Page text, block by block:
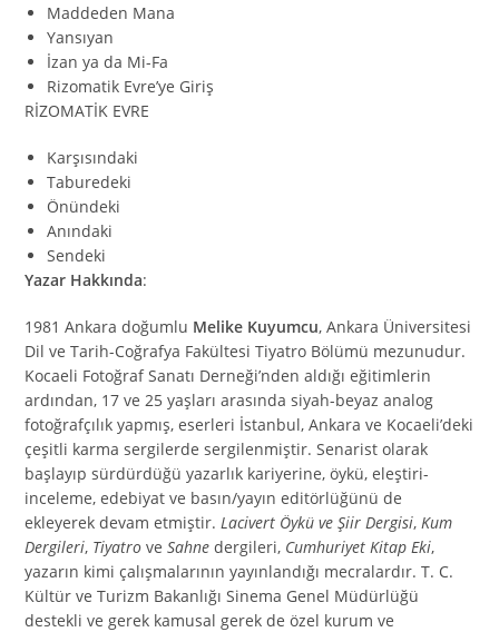
Maddeden Mana
Yansıyan
İzan ya da Mi-Fa
Rizomatik Evre’ye Giriş
RİZOMATİK EVRE
Karşısındaki
Taburedeki
Önündeki
Anındaki
Sendeki
Yazar Hakkında:
1981 Ankara doğumlu Melike Kuyumcu, Ankara Üniversitesi
Dil ve Tarih-Coğrafya Fakültesi Tiyatro Bölümü mezunudur.
Kocaeli Fotoğraf Sanatı Derneği’nden aldığı eğitimlerin
ardından, 17 ve 25 yaşları arasında siyah-beyaz analog
fotoğrafçılık yapmış, eserleri İstanbul, Ankara ve Kocaeli’deki
çeşitli karma sergilerde sergilenmiştir. Senarist olarak
başlayıp sürdürdüğü yazarlık kariyerine, öykü, eleştiri-
inceleme, edebiyat ve basın/yayın editörlüğünü de
ekleyerek devam etmiştir.Lacivert Öykü ve Şiir Dergisi,Kum
Dergileri, Tiyatro veSahne dergileri, Cumhuriyet Kitap Eki,
yazarın kimi çalışmalarının yayınlandığı mecralardır. T. C.
Kültür ve Turizm Bakanlığı Sinema Genel Müdürlüğü
destekli ve gerek kamusal gerek de özel kurum ve